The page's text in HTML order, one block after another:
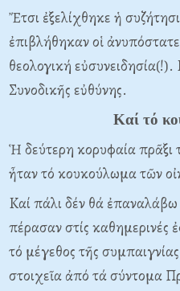
Ἔτσι ἐξελίχθηκε ἡ
ἐπιβλήθηκαν οἱ
θεολογική εὐσυνειδησία(!).
Συνοδικῆς εὐθύνης.
Kαί τό
Ἡ δεύτερη κορυφαία πρᾶξι
ἦταν τό κουκούλωμα τῶν
Kαί πάλι δέν θά ἐπαναλάβω
πέρασαν στίς καθημερινές
τό μέγεθος τῆς
στοιχεῖα ἀπό τά σύντομα